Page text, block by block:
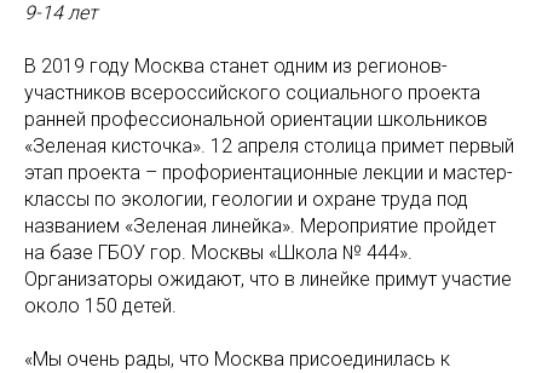
9-14 лет
В 2019 году Москва станет одним из регионов-
участников всероссийского социального проекта
ранней профессиональной ориентации школьников
«Зеленая кисточка». 12 апреля столица примет первый
этап проекта – профориентационные лекции и мастер-
классы по экологии, геологии и охране труда под
названием «Зеленая линейка». Мероприятие пройдет
на базе ГБОУ гор. Москвы «Школа № 444».
Организаторы ожидают, что в линейке примут участие
около 150 детей.
«Мы очень рады, что Москва присоединилась к